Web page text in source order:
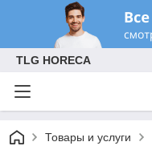
TLG HORECA
Товары и услуги